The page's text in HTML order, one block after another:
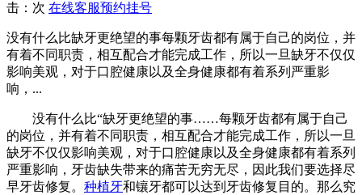
击： 次 在线客服预约挂号
没有什么比缺牙更绝望的事每颗牙齿都有属于自己的岗位，并
有着不同职责，相互配合才能完成工作，所以一旦缺牙不仅仅
影响美观，对于口腔健康以及全身健康都有着系列严重影
响，...
没有什么比“缺牙更绝望的事……每颗牙齿都有属于自己
的岗位，并有着不同职责，相互配合才能完成工作，所以一旦
缺牙不仅仅影响美观，对于口腔健康以及全身健康都有着系列
严重影响，牙齿缺失带来的痛苦无穷无尽，因此我们要选择尽
早牙齿修复。 种植牙和镶牙都可以达到牙齿修复目的。那么究